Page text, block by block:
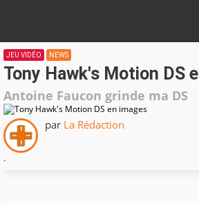
JEU VIDÉO NEWS
Tony Hawk's Motion DS
Antoine Faucon grinde ma DS
par La Rédaction
.